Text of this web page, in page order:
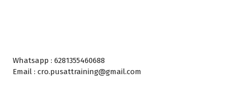
Whatsapp : 6281355460688
Email : cro.pusattraining@gmail.com